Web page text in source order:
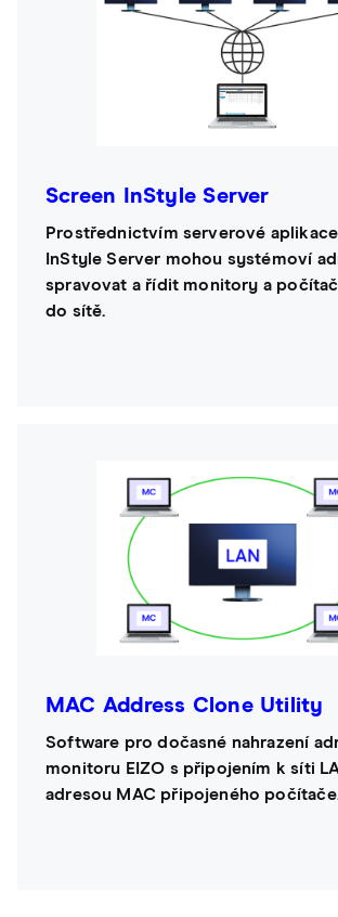
Screen InStyle Server
Prostřednictvím serverové
InStyle Server mohou systémoví
spravovat a řídit monitory a
do sítě.
MAC Address Clone Utility
Software pro dočasné nahrazení
monitoru EIZO s připojením k síti
adresou MAC připojeného